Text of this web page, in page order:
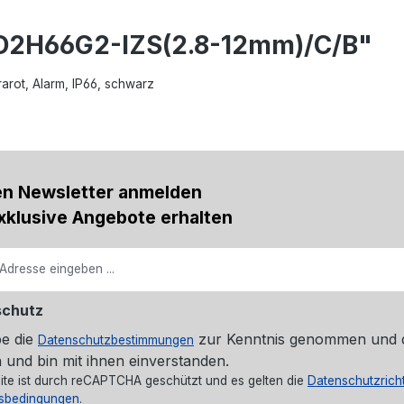
IZS(2.8-12mm)/C/B"
Alarm, IP66, schwarz
Newsletter anmelden
Angebote erhalten
die Datenschutzbestimmungen zur Kenntnis genommen und
und bin mit ihnen einverstanden.
ist durch reCAPTCHA geschützt und es gelten die
.